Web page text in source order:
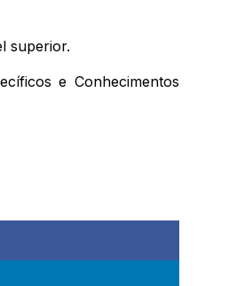
superior.
e Conhecimentos